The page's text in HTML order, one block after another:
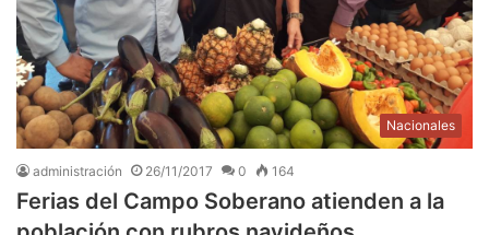
Nacionales
administración 26/11/2017 0 164
Ferias del Campo Soberano atienden a la